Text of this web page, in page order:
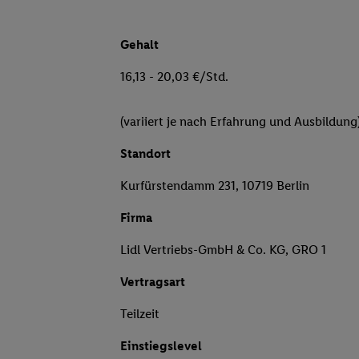
Gehalt
16,13 - 20,03 €/Std.
(variiert je nach Erfahrung und
Standort
Kurfürstendamm 231, 10719 Berlin
Firma
Lidl Vertriebs-GmbH & Co. KG, GRO 1
Vertragsart
Teilzeit
Einstiegslevel